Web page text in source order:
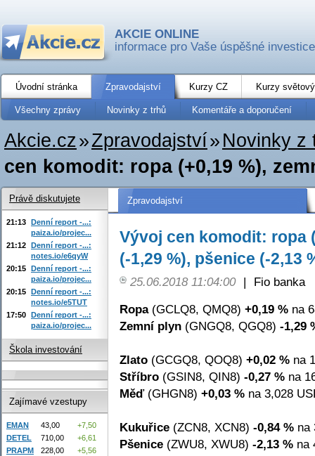
AKCIE ONLINE
informace pro Vaše úspěšné investice
Úvodní stránka Zpravodajství Kurzy CZ Kurzy
Všechny zprávy Novinky z trhů Komentáře a doporučení
Akcie.cz»Zpravodajství» Novinky z
cen komodit: ropa (+0,19 %),
Zpravodajství
Vývoj cen komodit: ropa
(-1,29 %), pšenice (-2,13
25.06.2018 11:04:00 |
Fio banka
Ropa(GCLQ8, QMQ8) +0,19 % na
Zemní plyn (GNGQ8, QGQ8) -1,29
Zlato (GCGQ8, QOQ8) +0,02 % na
Stříbro (GSIN8, QIN8) -0,27 % na
Měď(GHGN8) +0,03 % na 3,028
Kukuřice (ZCN8, XCN8) -0,84 % na
Pšenice (ZWU8, XWU8) -2,13 % na
Právě diskutujete
21:13 Denní report -...:
paiza.io/projec...
21:12 Denní report -...:
notes.io/e6qyW
20:15 Denní report -...:
paiza.io/projec...
20:15 Denní report -...:
notes.io/e5TUT
17:50 Denní report -...:
paiza.io/projec...
Škola investování
Zajímavé vzestupy
EMAN 43,00
+7,50
DETEL
710,00
+6,61
PRAPM
228,00
+5,56